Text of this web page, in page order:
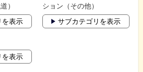
）
を表示
ション（その他）
サブカテゴリを表示
を表示